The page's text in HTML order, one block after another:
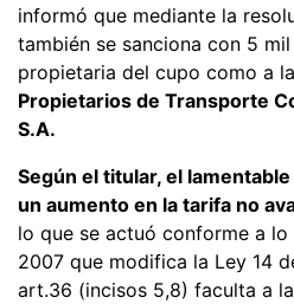
informó que mediante la
también se sanciona con 5
propietaria del cupo como a la
Propietarios de Transporte
S.A.
Según el titular, el
un aumento en la tarifa no
lo que se actuó conforme a
2007 que modifica la Ley 14
art.36 (incisos 5,8) faculta a